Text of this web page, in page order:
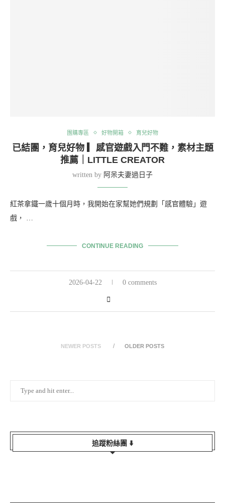
團購專區 好物開箱 育兒好物
已結團，育兒好物 ▎感官遊戲入門不難，素材主題
推薦｜LITTLE CREATOR
written by 阿呆夫妻過日子
紅茶拿鐵一歲十個月時，我開始在家幫她們規劃「感官體驗」遊
戲， …
CONTINUE READING
2026-04-22 0 comments
NEWER POSTS OLDER POSTS
追蹤粉絲團 ⬇️